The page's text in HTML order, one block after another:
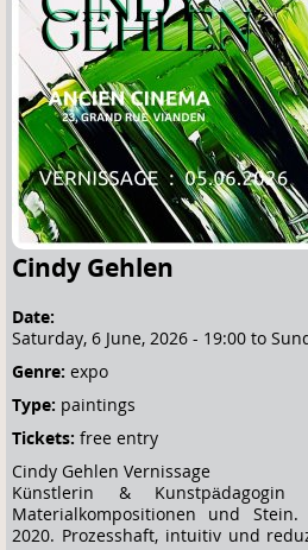
r
h
e
r
e
Cindy Gehlen
Date:
Saturday, 6 June, 2026 - 19:00 to
Genre: expo
Type: paintings
Tickets: free entry
Cindy Gehlen Vernissage
Künstlerin &
Materialkompositionen und
2020. Prozesshaft, intuitiv und